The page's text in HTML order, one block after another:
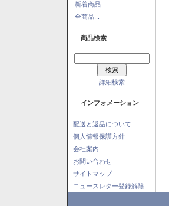
新着商品...
全商品...
商品検索
詳細検索
インフォメーション
配送と返品について
個人情報保護方針
会社案内
お問い合わせ
サイトマップ
ニュースレター登録解除